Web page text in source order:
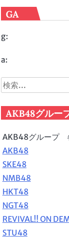
GA
g:
a:
検
索:
AKB48グルー
AKB48グループ
AKB48
SKE48
NMB48
HKT48
NGT48
REVIVAL!! ON
STU48